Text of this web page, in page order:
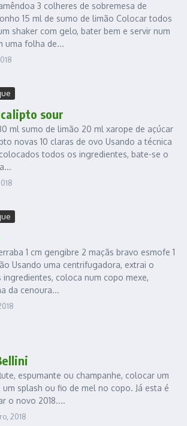
3 colheres de sobremesa de
15 ml de sumo de limão Colocar todos
shaker com gelo, bater bem e servir num
uma folha de...
sour
ml sumo de limão 20 ml xarope de açúcar
novas 10 claras de ovo Usando a técnica
todos os ingredientes, bate-se o
1 cm gengibre 2 maçãs bravo esmofe 1
Usando uma centrifugadora, extrai o
coloca num copo mexe,
da cenoura...
espumante ou champanhe, colocar um
splash ou fio de mel no copo. Já esta é
o novo 2018....
2018